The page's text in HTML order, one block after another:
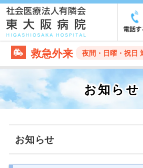
救急外来 夜間・日曜・祝日
お知らせ
お知らせ